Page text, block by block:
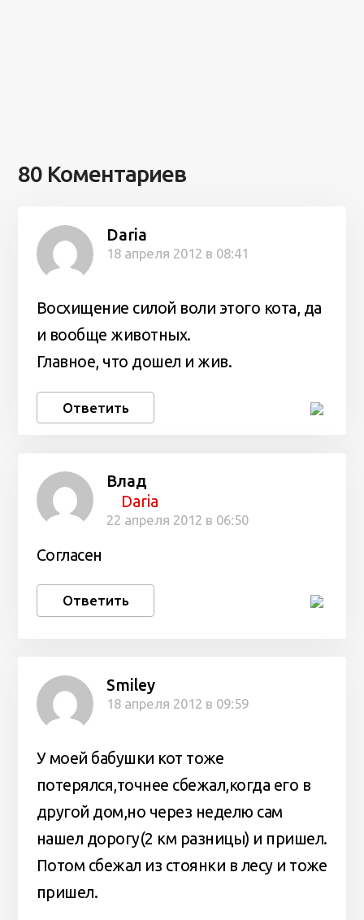
80 Коментариев
Daria
18 апреля 2012 в 08:41
Восхищение силой воли этого кота, да
и вообще животных.
Главное, что дошел и жив.
Ответить
Влад
Daria
22 апреля 2012 в 06:50
Согласен
Ответить
Smiley
18 апреля 2012 в 09:59
У моей бабушки кот тоже
потерялся,точнее сбежал,когда его в
другой дом,но через неделю сам
нашел дорогу(2 км разницы) и пришел.
Потом сбежал из стоянки в лесу и тоже
пришел.